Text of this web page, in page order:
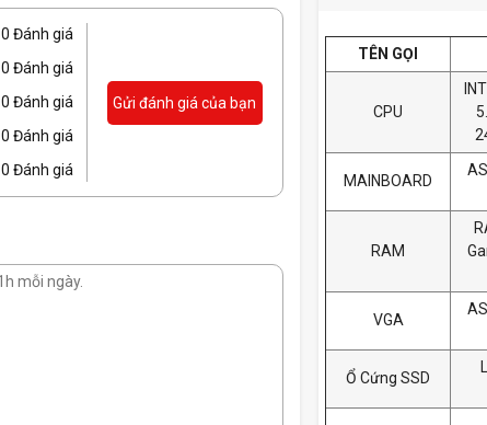
0 Đánh giá
0 Đánh giá
0 Đánh giá
0 Đánh giá
0 Đánh giá
Gửi đánh giá của bạn
TÊN GỌI
CPU
MAINBOARD
RAM
VGA
Ổ Cứng SSD